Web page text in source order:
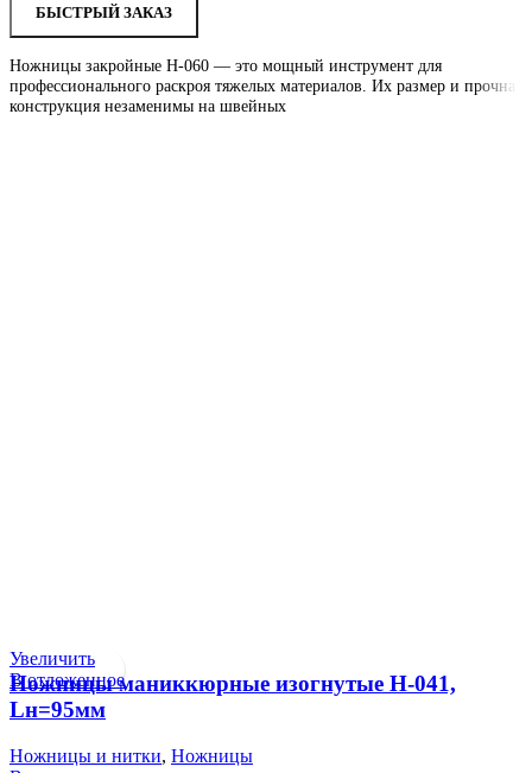
БЫСТРЫЙ ЗАКАЗ
Ножницы закройные H-060 — это мощный инструмент для
профессионального раскроя тяжелых материалов. Их размер и прочная
конструкция незаменимы на швейных
Увеличить
В отложенное
Ножницы маниккюрные изогнутые Н-041,
Lн=95мм
Ножницы и нитки, Ножницы